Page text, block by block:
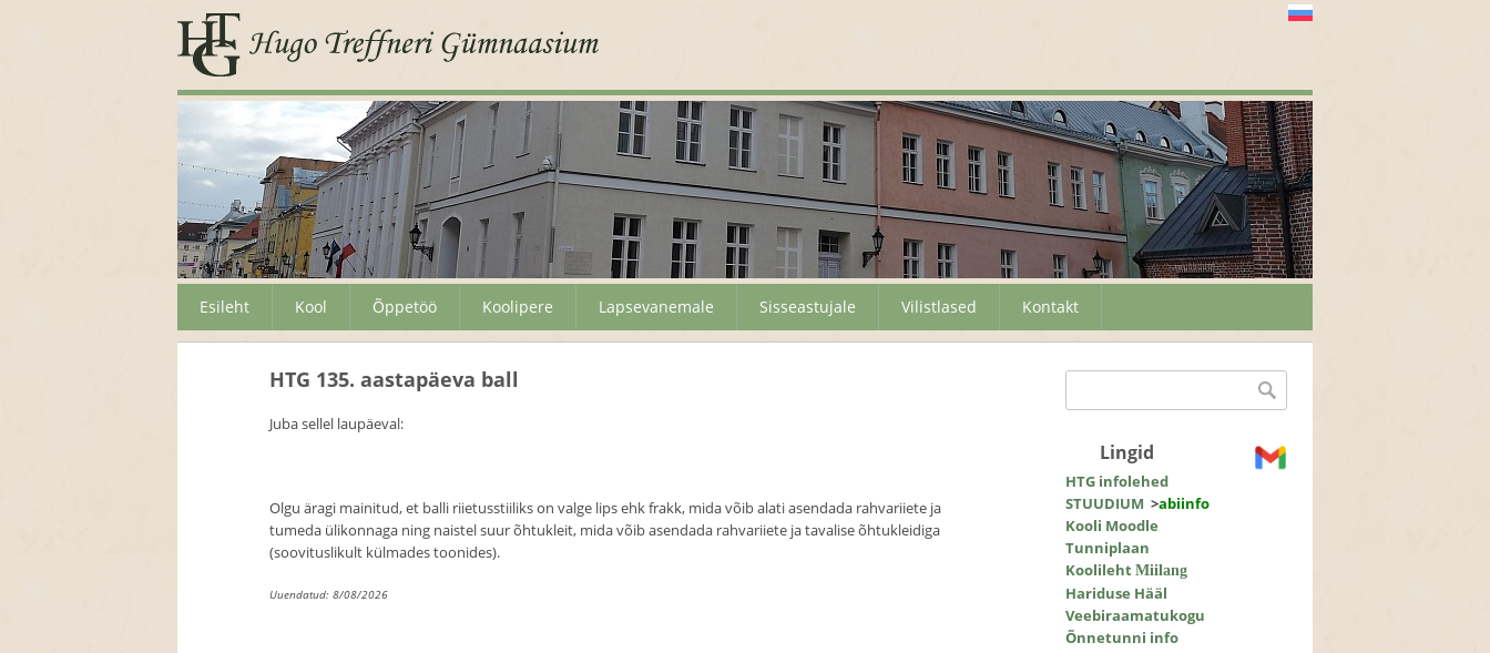
Esileht Kool Õppetöö Koolipere Lapsevanemale Sisseastujale Vilistlased Kontakt
HTG 135. aastapäeva ball
Juba sellel laupäeval:
Olgu äragi mainitud, et balli riietusstiiliks on valge lips ehk frakk, mida võib alati asendada rahvariiete ja
tumeda ülikonnaga ning naistel suur õhtukleit, mida võib asendada rahvariiete ja tavalise õhtukleidiga
(soovituslikult külmades toonides).
Uuendatud: 8/08/2026
Otsinguvorm
Lingid
HTG infolehed
STUUDIUM >abiinfo
Kooli Moodle
Tunniplaan
KoolilehtMiilang
Hariduse Hääl
Veebiraamatukogu
Õnnetunni info